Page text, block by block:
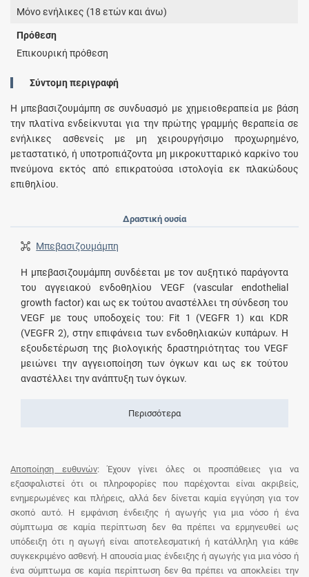
Μόνο ενήλικες (18 ετών και άνω)
Πρόθεση
Επικουρική πρόθεση
Σύντομη περιγραφή
Η μπεβασιζουμάμπη σε συνδυασμό με χημειοθεραπεία με βάση
την πλατίνα ενδείκνυται για την πρώτης γραμμής θεραπεία σε
ενήλικες ασθενείς με μη χειρουργήσιμο προχωρημένο,
μεταστατικό, ή υποτροπιάζοντα μη μικροκυτταρικό καρκίνο του
πνεύμονα εκτός από επικρατούσα ιστολογία εκ πλακώδους
επιθηλίου.
Δραστική ουσία
Μπεβασιζουμάμπη
Η μπεβασιζουμάμπη συνδέεται με τον αυξητικό παράγοντα
του αγγειακού ενδοθηλίου VEGF (vascular endothelial
growth factor) και ως εκ τούτου αναστέλλει τη σύνδεση του
VEGF με τους υποδοχείς του: Fit 1 (VEGFR 1) και KDR
(VEGFR 2), στην επιφάνεια των ενδοθηλιακών κυπάρων. Η
εξουδετέρωση της βιολογικής δραστηριότητας του VEGF
μειώνει την αγγειοποίηση των όγκων και ως εκ τούτου
αναστέλλει την ανάπτυξη των όγκων.
Περισσότερα
Αποποίηση ευθυνών: Έχουν γίνει όλες οι προσπάθειες για να
εξασφαλιστεί ότι οι πληροφορίες που παρέχονται είναι ακριβείς,
ενημερωμένες και πλήρεις, αλλά δεν δίνεται καμία εγγύηση για τον
σκοπό αυτό. Η εμφάνιση ένδειξης ή αγωγής για μια νόσο ή ένα
σύμπτωμα σε καμία περίπτωση δεν θα πρέπει να ερμηνευθεί ως
υπόδειξη ότι η αγωγή είναι αποτελεσματική ή κατάλληλη για κάθε
συγκεκριμένο ασθενή. Η απουσία μιας ένδειξης ή αγωγής για μια νόσο ή
ένα σύμπτωμα σε καμία περίπτωση δεν θα πρέπει να αποκλείει την